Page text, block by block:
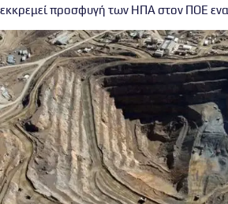
εκκρεμεί προσφυγή των ΗΠΑ στον ΠΟΕ